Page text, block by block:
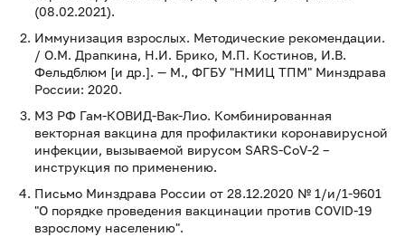
(08.02.2021).
Иммунизация взрослых. Методические рекомендации.
/ О.М. Драпкина, Н.И. Брико, М.П. Костинов, И.В.
Фельдблюм [и др.]. — М., ФГБУ "НМИЦ ТПМ" Минздрава
России: 2020.
МЗ РФ Гам-КОВИД-Вак-Лио. Комбинированная
векторная вакцина для профилактики коронавирусной
инфекции, вызываемой вирусом SARS-CoV-2 –
инструкция по применению.
Письмо Минздрава России от 28.12.2020 № 1/и/1-9601
"О порядке проведения вакцинации против COVID-19
взрослому населению".